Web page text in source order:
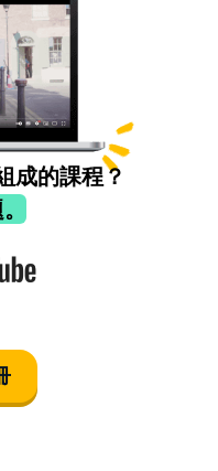
成的課程？